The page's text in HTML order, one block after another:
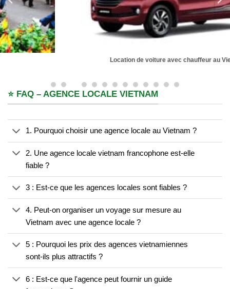
Location de voiture avec chauffeur au Vietnam
⭐ FAQ – AGENCE LOCALE VIETNAM
1. Pourquoi choisir une agence locale au Vietnam ?
2. Une agence locale vietnam francophone est-elle
fiable ?
3 : Est-ce que les agences locales sont fiables ?
4. Peut-on organiser un voyage sur mesure au
Vietnam avec une agence locale ?
5 : Pourquoi les prix des agences vietnamiennes
sont-ils plus attractifs ?
6 : Est-ce que l'agence peut fournir un guide